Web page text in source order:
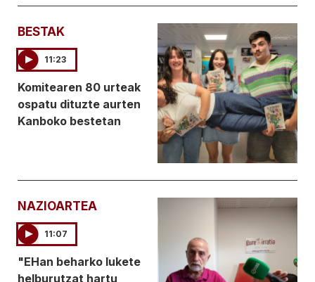
BESTAK
11:23
Komitearen 80 urteak
ospatu dituzte aurten
Kanboko bestetan
NAZIOARTEA
11:07
"EHan beharko lukete
helburutzat hartu